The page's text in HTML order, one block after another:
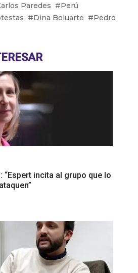
“No me importa que Silvia
robamos el nombre, ellos son
y gente con
no tienen que hacer la
Paredes
Perú
Dina Boluarte
Pedro
“Espert incita al grupo que lo